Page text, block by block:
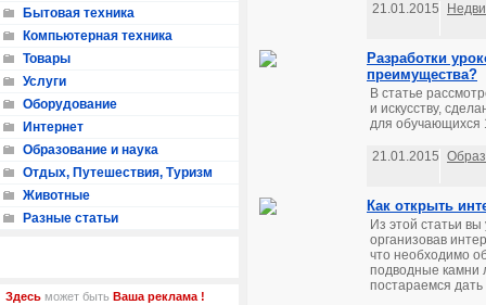
21.01.2015
Разработки
преимущества?
В статье
и искусству,
для обучающихся
21.01.2015
Как открыть
Из этой статьи
организовав
что необходимо
подводные камни
постараемся
Бытовая техника
Компьютерная техника
Товары
Услуги
Оборудование
Интернет
Образование и наука
Отдых, Путешествия, Туризм
Животные
Разные статьи
Здесь может быть Ваша реклама !